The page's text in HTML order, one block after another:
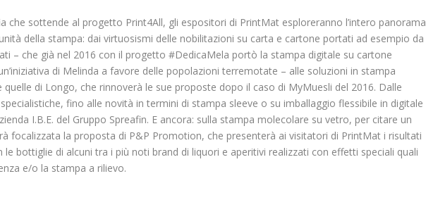
che sottende al progetto Print4All, gli espositori di PrintMat esploreranno l’intero panorama
della stampa: dai virtuosismi delle nobilitazioni su carta e cartone portati ad esempio da
– che già nel 2016 con il progetto #DedicaMela portò la stampa digitale su cartone
di Melinda a favore delle popolazioni terremotate – alle soluzioni in stampa
quelle di Longo, che rinnoverà le sue proposte dopo il caso di MyMuesli del 2016. Dalle
fino alle novità in termini di stampa sleeve o su imballaggio flessibile in digitale
I.B.E. del Gruppo Spreafin. E ancora: sulla stampa molecolare su vetro, per citare un
focalizzata la proposta di P&P Promotion, che presenterà ai visitatori di PrintMat i risultati
le bottiglie di alcuni tra i più noti brand di liquori e aperitivi realizzati con effetti speciali quali
e/o la stampa a rilievo.